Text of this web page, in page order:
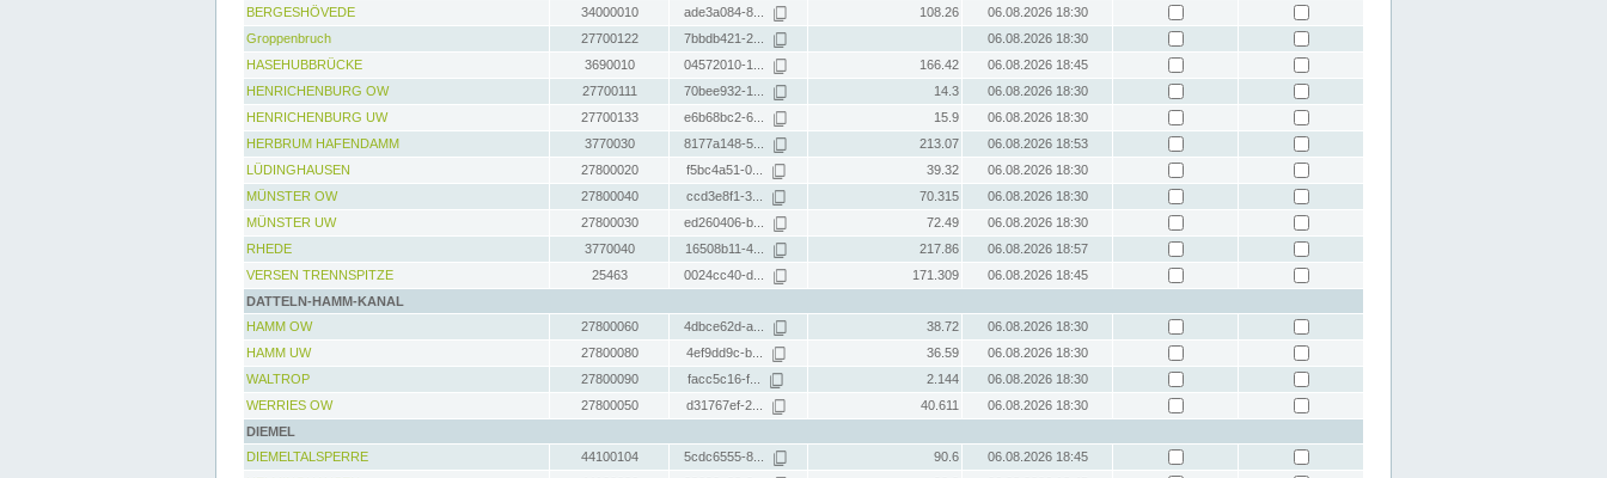
BERGESHÖVEDE
34000010 ade3a084-8... 108.26
06.08.2026 18:30
Groppenbruch
27700122 7bbdb421-2...
06.08.2026 18:30
HASEHUBBRÜCKE
3690010 04572010-1... 166.42
06.08.2026 18:45
HENRICHENBURG OW
27700111 70bee932-1... 14.3
06.08.2026 18:30
HENRICHENBURG UW
27700133 e6b68bc2-6... 15.9
06.08.2026 18:30
HERBRUM HAFENDAMM
3770030 8177a148-5... 213.07
06.08.2026 18:53
LÜDINGHAUSEN
27800020 f5bc4a51-0... 39.32
06.08.2026 18:30
MÜNSTER OW
27800040 ccd3e8f1-3... 70.315
06.08.2026 18:30
MÜNSTER UW
27800030 ed260406-b... 72.49
06.08.2026 18:30
RHEDE
3770040 16508b11-4... 217.86
06.08.2026 18:57
VERSEN TRENNSPITZE
25463 0024cc40-d... 171.309
06.08.2026 18:45
DATTELN-HAMM-KANAL
HAMM OW
27800060 4dbce62d-a... 38.72
06.08.2026 18:30
HAMM UW
27800080 4ef9dd9c-b... 36.59
06.08.2026 18:30
WALTROP
27800090 facc5c16-f... 2.144
06.08.2026 18:30
WERRIES OW
27800050 d31767ef-2... 40.611
06.08.2026 18:30
DIEMEL
DIEMELTALSPERRE
44100104 5cdc6555-8... 90.6
06.08.2026 18:45